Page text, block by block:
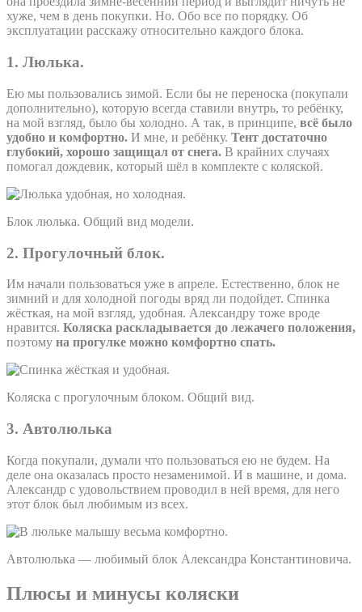
хуже, чем в день покупки. Но. Обо все по порядку. Об
эксплуатации расскажу относительно каждого блока.
1. Люлька.
Ею мы пользовались зимой. Если бы не переноска (покупали
дополнительно), которую всегда ставили внутрь, то ребёнку,
на мой взгляд, было бы холодно. А так, в принципе, всё было
удобно и комфортно. И мне, и ребёнку. Тент достаточно
глубокий, хорошо защищал от снега. В крайних случаях
помогал дождевик, который шёл в комплекте с коляской.
Блок люлька. Общий вид модели.
2. Прогулочный блок.
Им начали пользоваться уже в апреле. Естественно, блок не
зимний и для холодной погоды вряд ли подойдет. Спинка
жёсткая, на мой взгляд, удобная. Александру тоже вроде
нравится. Коляска раскладывается до лежачего положения,
поэтому на прогулке можно комфортно спать.
Коляска с прогулочным блоком. Общий вид.
3. Автолюлька
Когда покупали, думали что пользоваться ею не будем. На
деле она оказалась просто незаменимой. И в машине, и дома.
Александр с удовольствием проводил в ней время, для него
этот блок был любимым из всех.
Автолюлька — любимый блок Александра Константиновича.
Плюсы и минусы коляски